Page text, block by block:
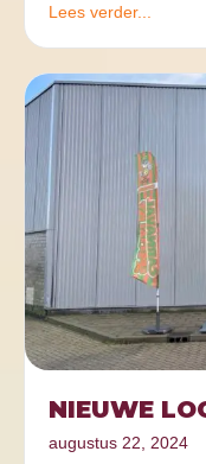
Lees verder...
NIEUWE
augustus 22, 2024